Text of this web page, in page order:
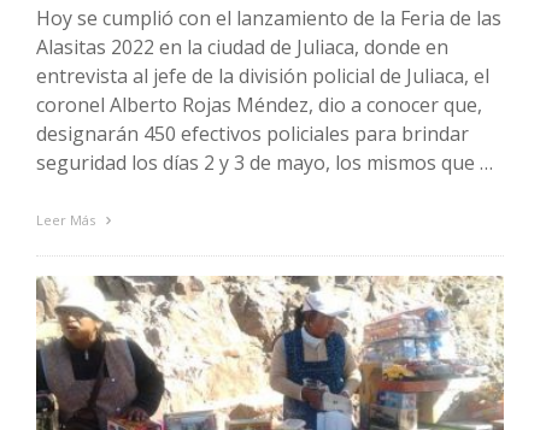
Hoy se cumplió con el lanzamiento de la Feria de las
Alasitas 2022 en la ciudad de Juliaca, donde en
entrevista al jefe de la división policial de Juliaca, el
coronel Alberto Rojas Méndez, dio a conocer que,
designarán 450 efectivos policiales para brindar
seguridad los días 2 y 3 de mayo, los mismos que …
Leer Más